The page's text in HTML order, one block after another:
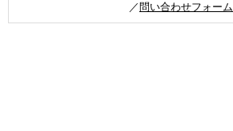
／ 問い合わせフォーム